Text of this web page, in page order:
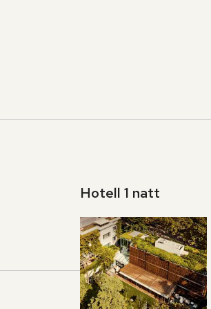
Hotell 1 natt